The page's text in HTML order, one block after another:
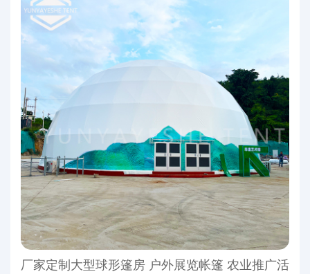
厂家定制大型球形篷房 户外展览帐篷 农业推广活